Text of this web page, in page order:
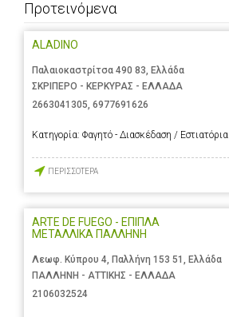
Προτεινόμενα
ALADINO
Παλαιοκαστρίτσα 490 83, Ελλάδα
ΣΚΡΙΠΕΡΟ - ΚΕΡΚΥΡΑΣ - ΕΛΛΑΔΑ
2663041305, 6977691626
Κατηγορία: Φαγητό - Διασκέδαση / Εστιατόρια
ΠΕΡΙΣΣΟΤΕΡΑ
ARTE DE FUEGO - ΕΠΙΠΛΑ
ΜΕΤΑΛΛΙΚΑ ΠΑΛΛΗΝΗ
Λεωφ. Κύπρου 4, Παλλήνη 153 51, Ελλάδα
ΠΑΛΛΗΝΗ - ΑΤΤΙΚΗΣ - ΕΛΛΑΔΑ
2106032524